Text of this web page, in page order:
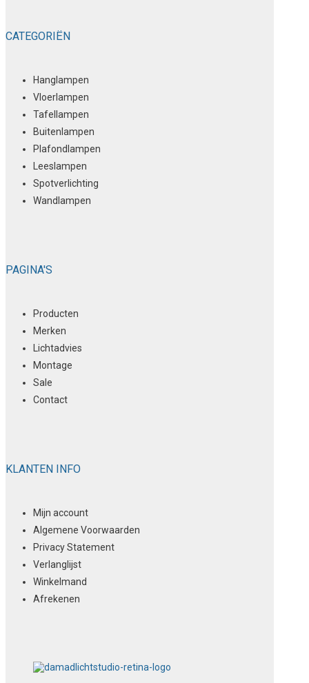
CATEGORIËN
Hanglampen
Vloerlampen
Tafellampen
Buitenlampen
Plafondlampen
Leeslampen
Spotverlichting
Wandlampen
PAGINA'S
Producten
Merken
Lichtadvies
Montage
Sale
Contact
KLANTEN INFO
Mijn account
Algemene Voorwaarden
Privacy Statement
Verlanglijst
Winkelmand
Afrekenen